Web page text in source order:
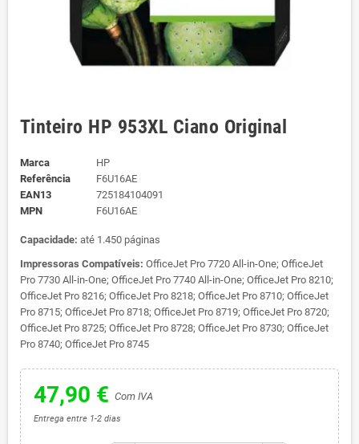
Tinteiro HP 953XL Ciano Original
Marca
HP
Referência
F6U16AE
EAN13
725184104091
MPN
F6U16AE
Capacidade: até 1.450 páginas
Impressoras Compatíveis: OfficeJet Pro 7720 All-in-One; OfficeJet
Pro 7730 All-in-One; OfficeJet Pro 7740 All-in-One; OfficeJet Pro 8210;
OfficeJet Pro 8216; OfficeJet Pro 8218; OfficeJet Pro 8710; OfficeJet
Pro 8715; OfficeJet Pro 8718; OfficeJet Pro 8719; OfficeJet Pro 8720;
OfficeJet Pro 8725; OfficeJet Pro 8728; OfficeJet Pro 8730; OfficeJet
Pro 8740; OfficeJet Pro 8745
47,90 € Com IVA
Entrega entre 1-2 dias